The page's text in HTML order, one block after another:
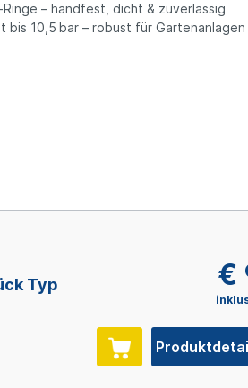
– handfest, dicht & zuverlässig
bis 10,5 bar – robust für Gartenanlagen
Typ
€